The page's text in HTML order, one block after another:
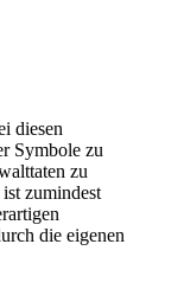
diesen
Symbole zu
zu
zumindest
die eigenen